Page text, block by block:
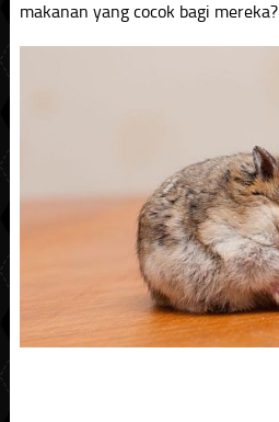
makanan yang cocok bagi mereka?